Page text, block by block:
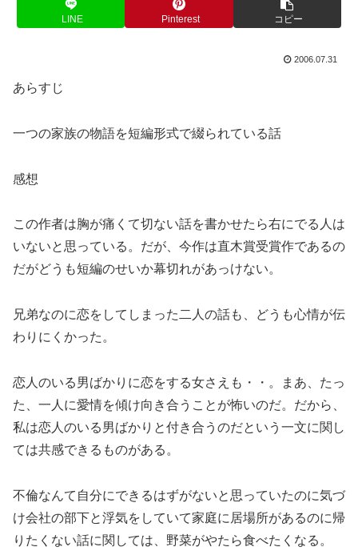
LINE Pinterest コピー
2006.07.31
あらすじ
一つの家族の物語を短編形式で綴られている話
感想
この作者は胸が痛くて切ない話を書かせたら右にでる人は
いないと思っている。だが、今作は直木賞受賞作であるの
だがどうも短編のせいか幕切れがあっけない。
兄弟なのに恋をしてしまった二人の話も、どうも心情が伝
わりにくかった。
恋人のいる男ばかりに恋をする女さえも・・。まあ、たっ
た、一人に愛情を傾け向き合うことが怖いのだ。だから、
私は恋人のいる男ばかりと付き合うのだという一文に関し
ては共感できるものがある。
不倫なんて自分にできるはずがないと思っていたのに気づ
け会社の部下と浮気をしていて家庭に居場所があるのに帰
りたくない話に関しては、野菜がやたら食べたくなる。